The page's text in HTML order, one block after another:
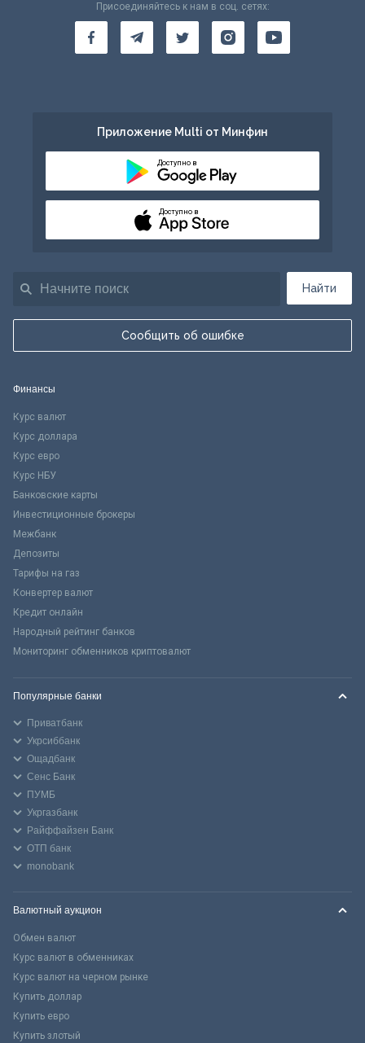
Найти
Сообщить об ошибке
Присоединяйтесь к нам в соц. сетях:
Приложение Multi от Минфин
Доступно в
Доступно в
Финансы
Курс валют
Курс доллара
Курс евро
Курс НБУ
Банковские карты
Инвестиционные брокеры
Межбанк
Депозиты
Тарифы на газ
Конвертер валют
Кредит онлайн
Народный рейтинг банков
Мониторинг обменников криптовалют
Популярные банки
Приватбанк
Укрсиббанк
Ощадбанк
Сенс Банк
ПУМБ
Укргазбанк
Райффайзен Банк
ОТП банк
monobank
Валютный аукцион
Обмен валют
Курс валют в обменниках
Курс валют на черном рынке
Купить доллар
Купить евро
Купить злотый